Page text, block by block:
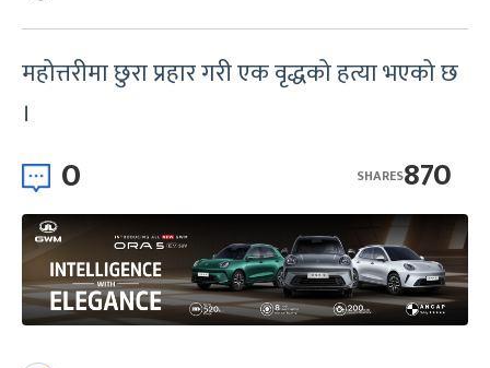
महोत्तरीमा छुरा प्रहार गरी एक वृद्धको हत्या भएको छ
।
0 870
SHARES